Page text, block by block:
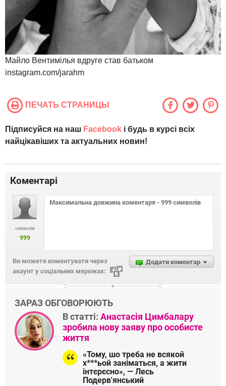
Майло Вентимілья вдруге став батьком
instagram.com/jarahm
ПЕЧАТЬ СТРАНИЦЫ
Підписуйся на наш Facebook і будь в курсі всіх
найцікавіших та актуальних новин!
Коментарі
символів
999
Додати коментар
Ви можете коментувати через
акаунт у соціальних мережах:
ЗАРАЗ ОБГОВОРЮЮТЬ
В статті: Анастасія Цимбалару
зробила нову заяву про особисте
життя
«Тому, шо треба не всякой
х***ьой заніматься, а жити
інтєрєсно», — Лесь
Подерв'янський